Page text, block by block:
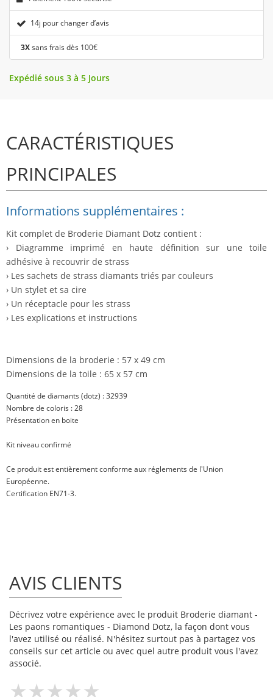
14j pour changer d’avis
3Xsans frais dès 100€
Expédié sous 3 à 5 Jours
CARACTÉRISTIQUES
PRINCIPALES
Informations supplémentaires :
Kit complet de Broderie Diamant Dotz contient :
› Diagramme imprimé en haute définition sur une toile
adhésive à recouvrir de strass
› Les sachets de strass diamants triés par couleurs
› Un stylet et sa cire
› Un réceptacle pour les strass
› Les explications et instructions
Dimensions de la broderie : 57 x 49 cm
Dimensions de la toile : 65 x 57 cm
Quantité de diamants (dotz) : 32939
Nombre de coloris : 28
Présentation en boite
Kit niveau confirmé
Ce produit est entièrement conforme aux réglements de l'Union
Européenne.
Certification EN71-3.
AVIS CLIENTS
Décrivez votre expérience avec le produit Broderie diamant -
Les paons romantiques - Diamond Dotz, la façon dont vous
l'avez utilisé ou réalisé. N'hésitez surtout pas à partagez vos
conseils sur cet article ou avec quel autre produit vous l'avez
associé.